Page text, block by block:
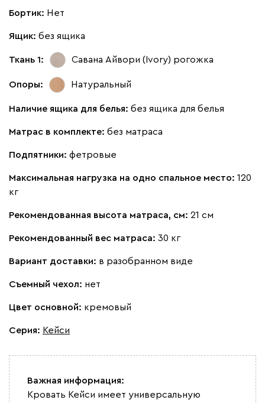
100
Вайт
Альтеа
Бежевый Графит Молочный
240 396
Бортик: Нет
Ящик: без ящика
Ткань 1: Савана Айвори (Ivory) рогожка
Опоры: Натуральный
Наличие ящика для белья: без ящика для белья
Матрас в комплекте: без матраса
Подпятники: фетровые
Максимальная нагрузка на одно спальное место: 120
кг
Рекомендованная высота матраса, см: 21 см
Рекомендованный вес матраса: 30 кг
Вариант доставки: в разобранном виде
Съемный чехол: нет
Цвет основной: кремовый
Серия: Кейси
Важная информация:
Кровать Кейси имеет универсальную